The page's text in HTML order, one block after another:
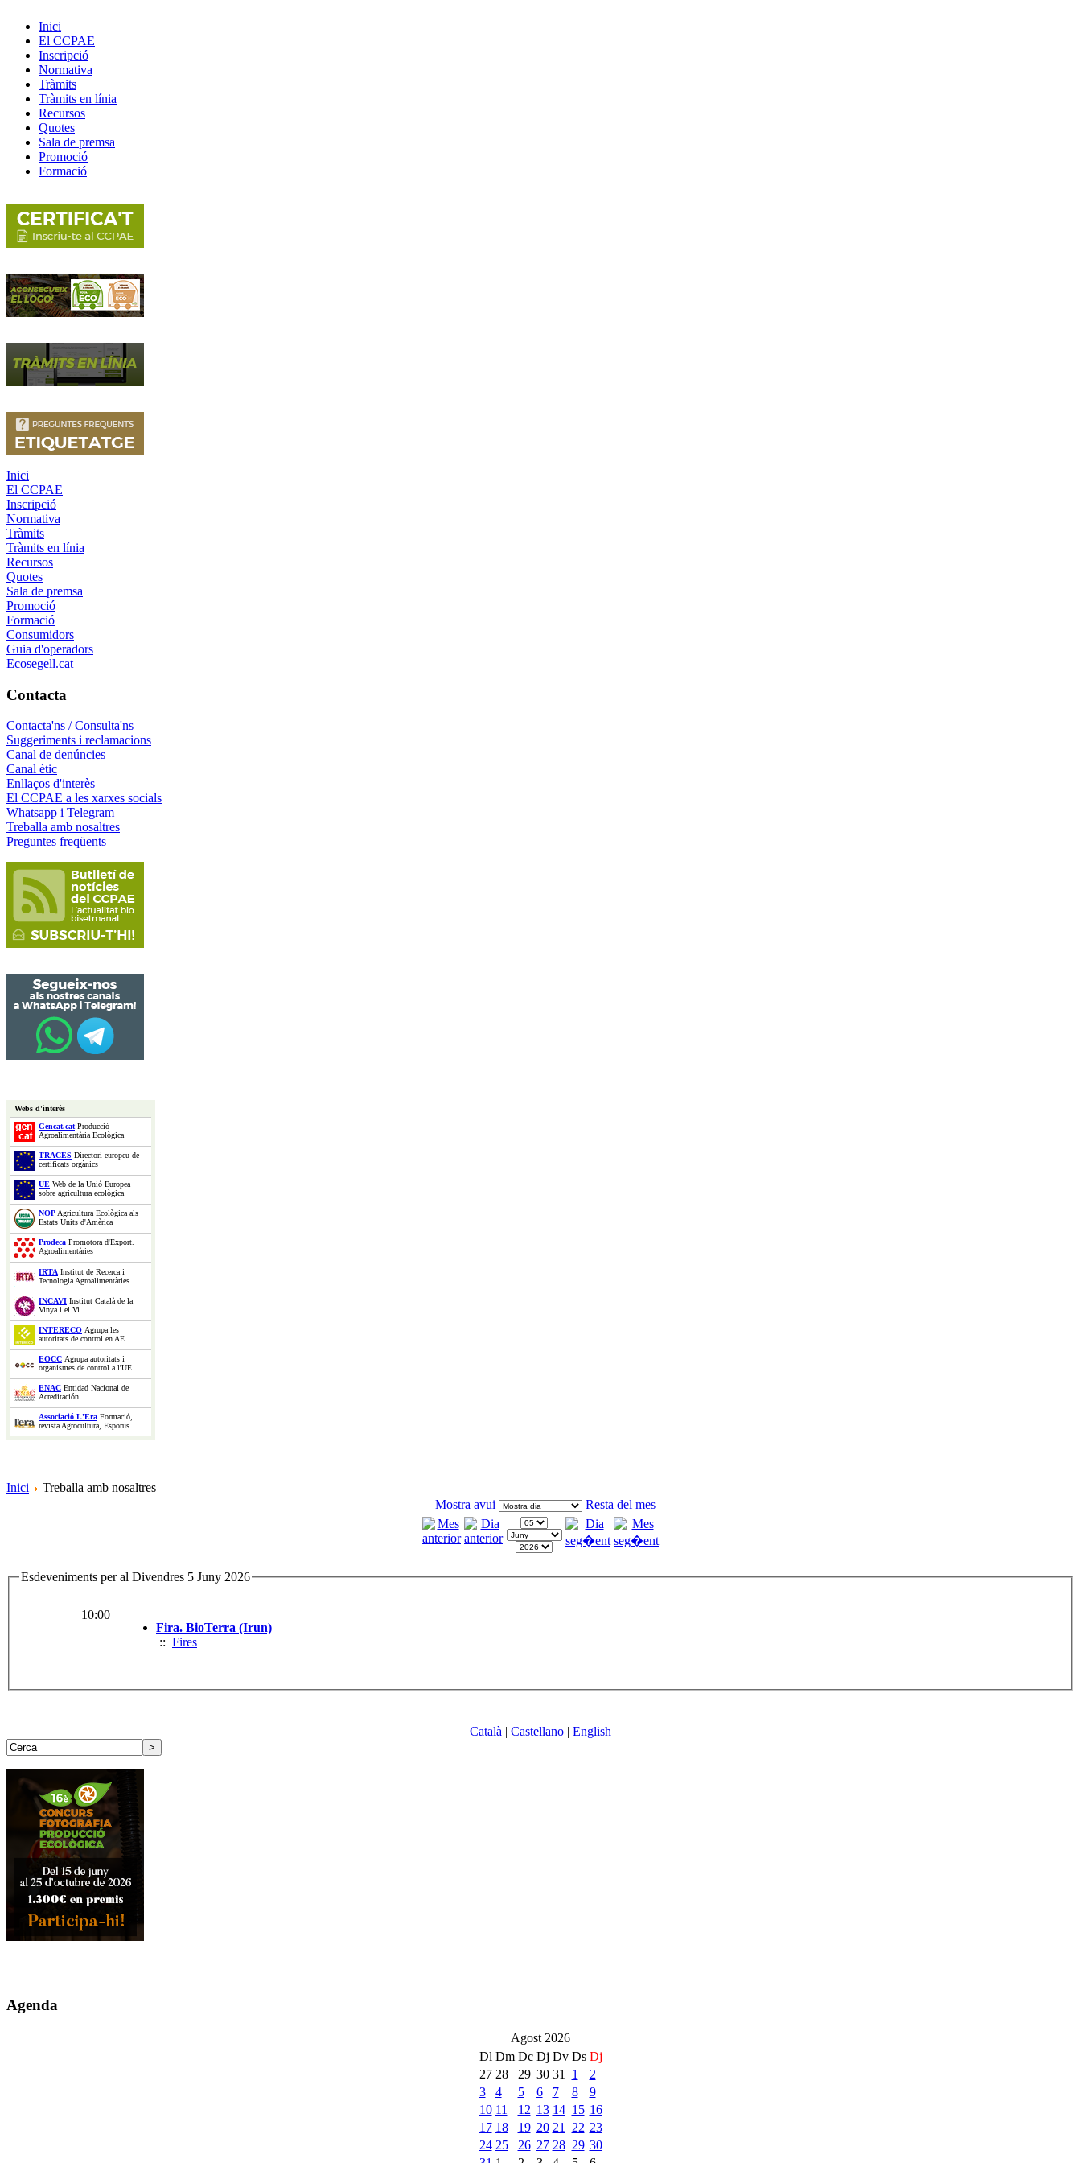
Inici
El CCPAE
Inscripció
Normativa
Tràmits
Tràmits en línia
Recursos
Quotes
Sala de premsa
Promoció
Formació
Inici
El CCPAE
Inscripció
Normativa
Tràmits
Tràmits en línia
Recursos
Quotes
Sala de premsa
Promoció
Formació
Consumidors
Guia d'operadors
Ecosegell.cat
Contacta
Contacta'ns / Consulta'ns
Suggeriments i reclamacions
Canal de denúncies
Canal ètic
Enllaços d'interès
El CCPAE a les xarxes socials
Whatsapp i Telegram
Treballa amb nosaltres
Preguntes freqüents
Webs d'interès
Gencat.catProducció
Agroalimentària Ecològica
TRACES Directori europeu de
certificats orgànics
UE Web de la Unió Europea
sobre agricultura ecològica
NOPAgricultura Ecològica als
Estats Units d'Amèrica
Prodeca Promotora d'Export.
Agroalimentàries
IRTA Institut de Recerca i
Tecnologia Agroalimentàries
INCAVI Institut Català de la
Vinya i el Vi
INTERECO Agrupa les
autoritats de control en AE
EOCC Agrupa autoritats i
organismes de control a l'UE
ENAC Entidad Nacional de
Acreditación
Associació L'Era Formació,
revista Agrocultura, Esporus
Inici
Treballa amb nosaltres
Mostra avui
Resta del mes
Esdeveniments per al Divendres 5 Juny 2026
10:00
Fira. BioTerra (Irun)
:: Fires
Català | Castellano | English
Agenda
Agost 2026
Dl Dm Dc Dj Dv Ds Dj
27 28 29 30 31 1
2
3
4 5 6 7 8
9
10 11 12 13 14 15 16
17 18 19 20 21 22 23
24 25 26 27 28 29 30